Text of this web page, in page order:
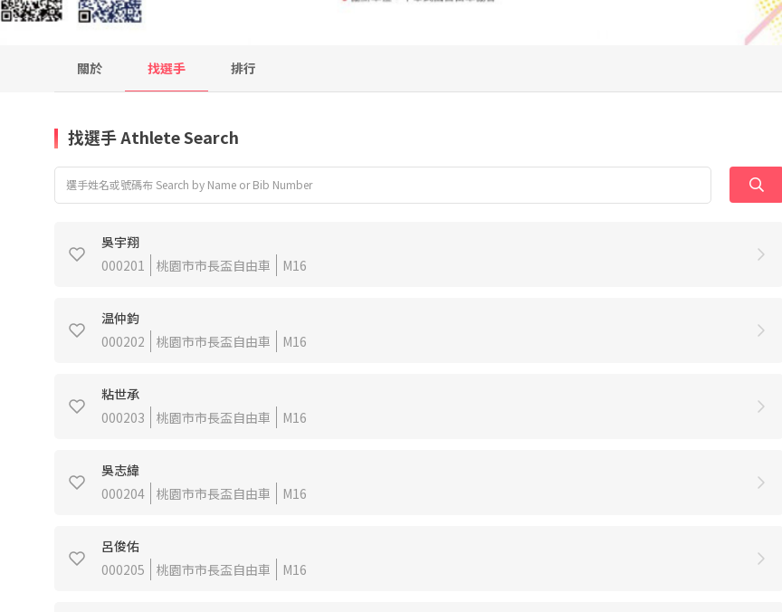
關於 找選手 排行
找選手 Athlete Search
吳宇翔
000201
桃園市市長盃自由車 M16
温仲鈞
000202
桃園市市長盃自由車 M16
粘世承
000203
桃園市市長盃自由車 M16
吳志緯
000204
桃園市市長盃自由車 M16
呂俊佑
000205
桃園市市長盃自由車 M16